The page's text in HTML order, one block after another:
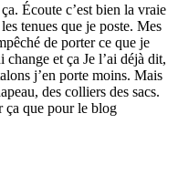
Écoute c’est bien la vraie
tenues que je poste. Mes
de porter ce que je
et ça Je l’ai déjà dit,
j’en porte moins. Mais
des colliers des sacs.
ça que pour le blog